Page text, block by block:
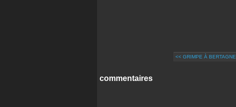
<< GRIMPE À BERTAGNE
commentaires